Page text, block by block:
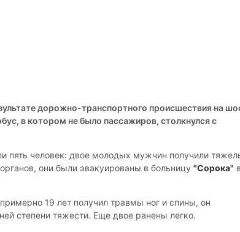
дорожно-транспортного происшествия на
в котором не было пассажиров, столкнулся с
пять человек: двое молодых мужчин получили
они были эвакуированы в больницу"Сорока"
19 лет получил травмы ног и спины, он
степени тяжести. Еще двое ранены легко.